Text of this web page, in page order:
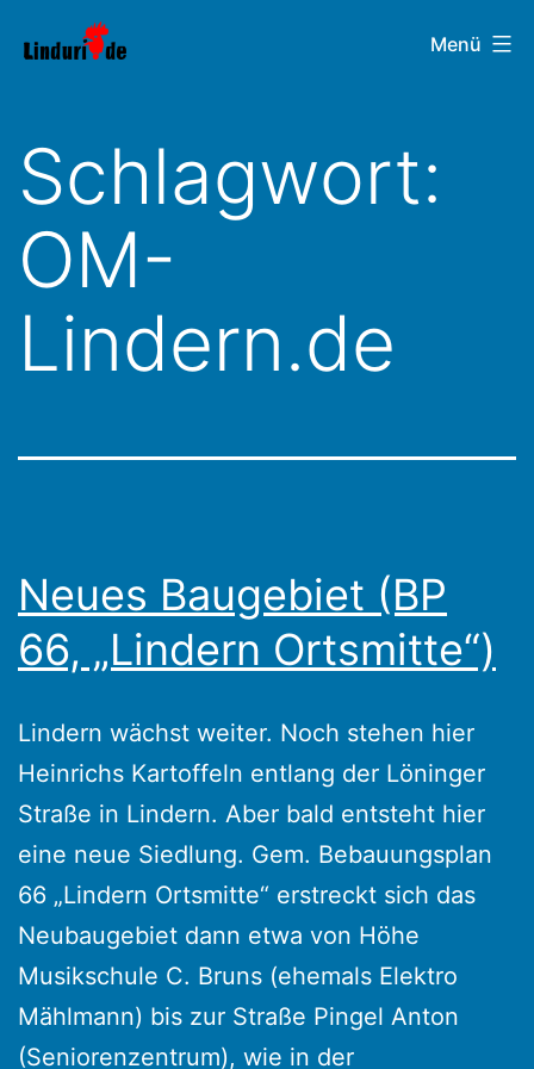
Inhalt
Linduri.de Menü
Schlagwort:
OM-
Lindern.de
Neues Baugebiet (BP
66, „Lindern Ortsmitte“)
Lindern wächst weiter. Noch stehen hier
Heinrichs Kartoffeln entlang der Löninger
Straße in Lindern. Aber bald entsteht hier
eine neue Siedlung. Gem. Bebauungsplan
66 „Lindern Ortsmitte“ erstreckt sich das
Neubaugebiet dann etwa von Höhe
Musikschule C. Bruns (ehemals Elektro
Mählmann) bis zur Straße Pingel Anton
(Seniorenzentrum), wie in der